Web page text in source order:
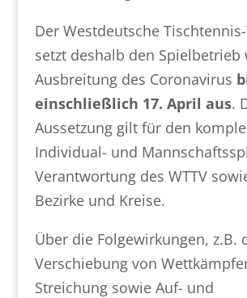
Der Westdeutsche
setzt deshalb den Spielbetrieb
Ausbreitung des Coronavirus
einschließlich 17. April aus.
Aussetzung gilt für den
Individual- und
Verantwortung des WTTV
Bezirke und Kreise.
Über die Folgewirkungen, z.B.
Verschiebung von
Streichung sowie Auf- und